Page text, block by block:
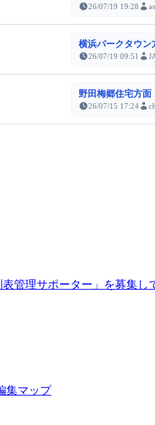
26/07/19 19:28
横浜パークタウン
26/07/19 09:51
野田梅郷住宅方面
26/07/15 17:24
管理サポーター」を募集し
集マップ